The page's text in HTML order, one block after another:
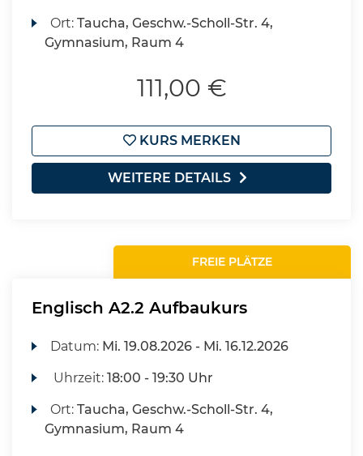
Ort:Taucha, Geschw.-Scholl-Str. 4,
Gymnasium, Raum 4
111,00 €
KURS MERKEN
WEITERE DETAILS
FREIE PLÄTZE
Englisch A2.2 Aufbaukurs
Datum: Mi. 19.08.2026 - Mi. 16.12.2026
Uhrzeit:18:00 - 19:30 Uhr
Ort:Taucha, Geschw.-Scholl-Str. 4,
Gymnasium, Raum 4